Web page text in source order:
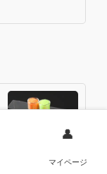
👤
マイページ